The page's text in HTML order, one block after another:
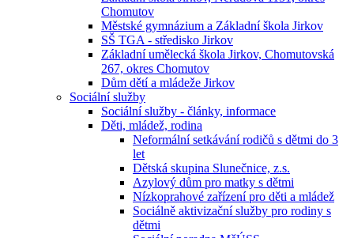
Chomutov
Městské gymnázium a Základní škola Jirkov
SŠ TGA - středisko Jirkov
Základní umělecká škola Jirkov, Chomutovská
267, okres Chomutov
Dům dětí a mládeže Jirkov
Sociální služby
Sociální služby - články, informace
Děti, mládež, rodina
Neformální setkávání rodičů s dětmi do 3
let
Dětská skupina Slunečnice, z.s.
Azylový dům pro matky s dětmi
Nízkoprahové zařízení pro děti a mládež
Sociálně aktivizační služby pro rodiny s
dětmi